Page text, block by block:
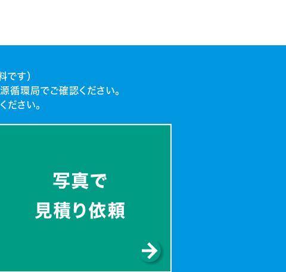
です）
循環局でご確認ください。
ださい。